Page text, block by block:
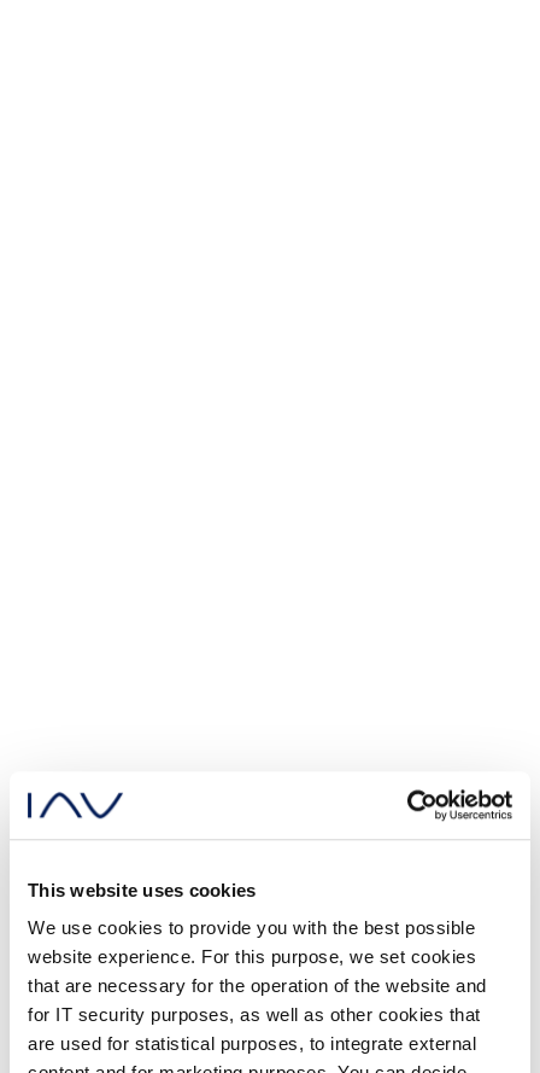
This website uses cookies
We use cookies to provide you with the best possible
website experience. For this purpose, we set cookies
that are necessary for the operation of the website and
for IT security purposes, as well as other cookies that
are used for statistical purposes, to integrate external